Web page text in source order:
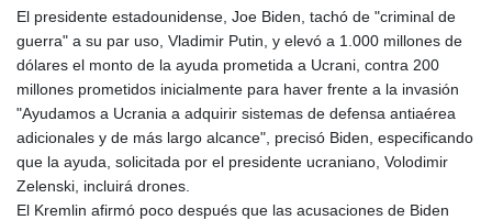
El presidente estadounidense, Joe Biden, tachó de "criminal de
guerra" a su par uso, Vladimir Putin, y elevó a 1.000 millones de
dólares el monto de la ayuda prometida a Ucrani, contra 200
millones prometidos inicialmente para haver frente a la invasión
"Ayudamos a Ucrania a adquirir sistemas de defensa antiaérea
adicionales y de más largo alcance", precisó Biden, especificando
que la ayuda, solicitada por el presidente ucraniano, Volodimir
Zelenski, incluirá drones.
El Kremlin afirmó poco después que las acusaciones de Biden